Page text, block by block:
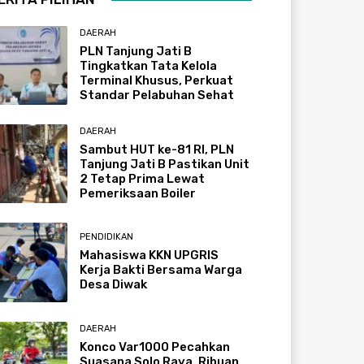
DAERAH
PLN Tanjung Jati B
Tingkatkan Tata Kelola
Terminal Khusus, Perkuat
Standar Pelabuhan Sehat
DAERAH
Sambut HUT ke-81 RI, PLN
Tanjung Jati B Pastikan Unit
2 Tetap Prima Lewat
Pemeriksaan Boiler
PENDIDIKAN
Mahasiswa KKN UPGRIS
Kerja Bakti Bersama Warga
Desa Diwak
DAERAH
Konco Var1000 Pecahkan